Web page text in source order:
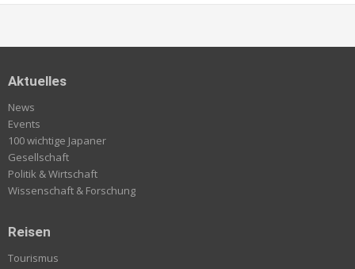
Aktuelles
News
Events
100 wichtige Japaner
Gesellschaft
Politik & Wirtschaft
Wissenschaft & Forschung
Reisen
Tourismus